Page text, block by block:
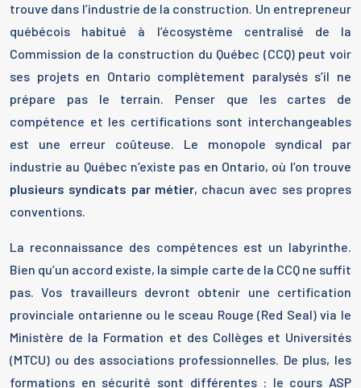
trouve dans l’industrie de la construction. Un entrepreneur
québécois habitué à l’écosystème centralisé de la
Commission de la construction du Québec (CCQ) peut voir
ses projets en Ontario complètement paralysés s’il ne
prépare pas le terrain. Penser que les cartes de
compétence et les certifications sont interchangeables
est une erreur coûteuse. Le monopole syndical par
industrie au Québec n’existe pas en Ontario, où l’on trouve
plusieurs syndicats par métier, chacun avec ses propres
conventions.
La reconnaissance des compétences est un labyrinthe.
Bien qu’un accord existe, la simple carte de la CCQ ne suffit
pas. Vos travailleurs devront obtenir une certification
provinciale ontarienne ou le sceau Rouge (Red Seal) via le
Ministère de la Formation et des Collèges et Universités
(MTCU) ou des associations professionnelles. De plus, les
formations en sécurité sont différentes : le cours ASP